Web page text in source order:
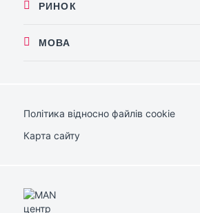
РИНОК
МОВА
Політика відносно файлів cookie
Карта сайту